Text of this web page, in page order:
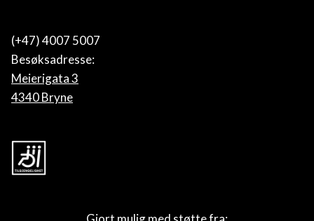
(+47) 4007 5007
Besøksadresse:
Meierigata 3
4340 Bryne